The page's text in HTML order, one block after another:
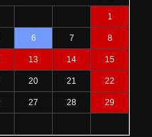
1
6 7 8
13 14 15
20 21 22
27 28 29